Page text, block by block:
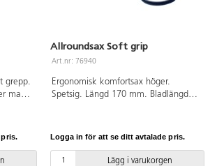
grepp.
man
pris.
Allroundsax Soft grip
Art.nr: 76940
Ergonomisk komfortsax höger.
Spetsig. Längd 170 mm. Bladlängd
Logga in för att se ditt avtalade pris.
Lägg i varukorgen